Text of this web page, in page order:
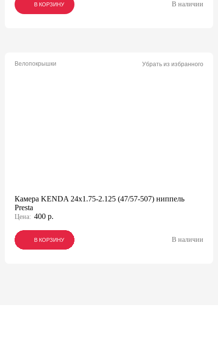
В КОРЗИНУ
В КОРЗИНУ
В КОРЗИНУ В наличии
Велопокрышки Убрать из избранного
Камера KENDA 24x1.75-2.125 (47/57-507) ниппель
Presta
Цена: 400 р.
В КОРЗИНУ
В КОРЗИНУ
В КОРЗИНУ В наличии